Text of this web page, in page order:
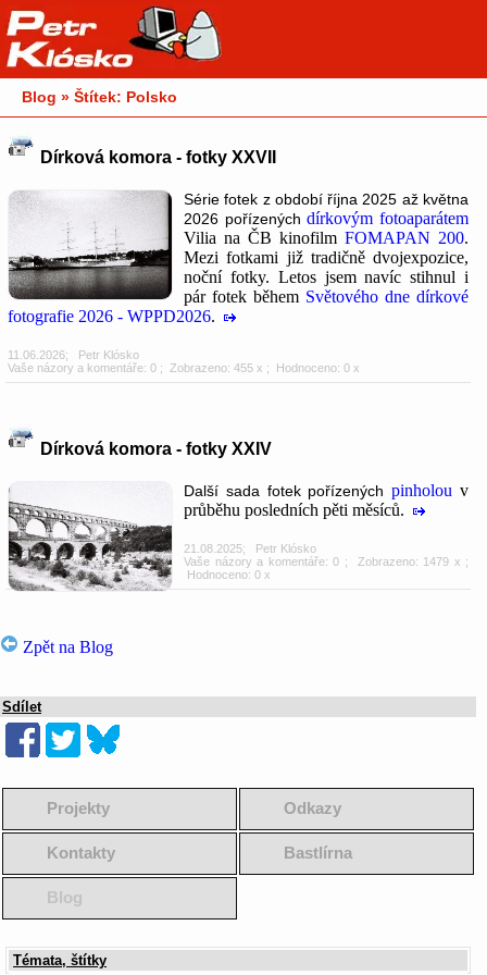
Blog » Štítek: Polsko
Dírková komora - fotky XXVII
Série fotek z období října 2025 až května
2026 pořízenýchdírkovým fotoaparátem
Vilia na ČB kinofilm FOMAPAN 200.
Mezi fotkami již tradičně dvojexpozice,
noční fotky. Letos jsem navíc stihnul i
pár fotek během Světového dne dírkové
fotografie 2026 - WPPD2026.
11.06.2026; Petr Klósko
Vaše názory a komentáře: 0 ; Zobrazeno: 455 x ; Hodnoceno: 0 x
Dírková komora - fotky XXIV
Další sada fotek pořízenýchpinholou v
průběhu posledních pěti měsíců.
21.08.2025; Petr Klósko
Vaše názory a komentáře: 0 ; Zobrazeno: 1479 x ;
Hodnoceno: 0 x
Zpět na Blog
Sdílet
Projekty Odkazy
Kontakty Bastlírna
Blog
Témata, štítky